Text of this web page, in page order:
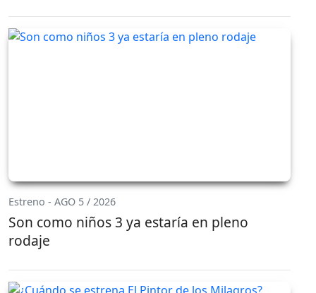
Estreno - AGO 5 / 2026
Son como niños 3 ya estaría en pleno
rodaje